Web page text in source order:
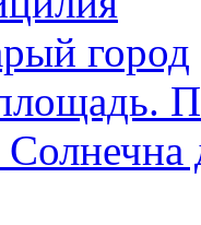
город